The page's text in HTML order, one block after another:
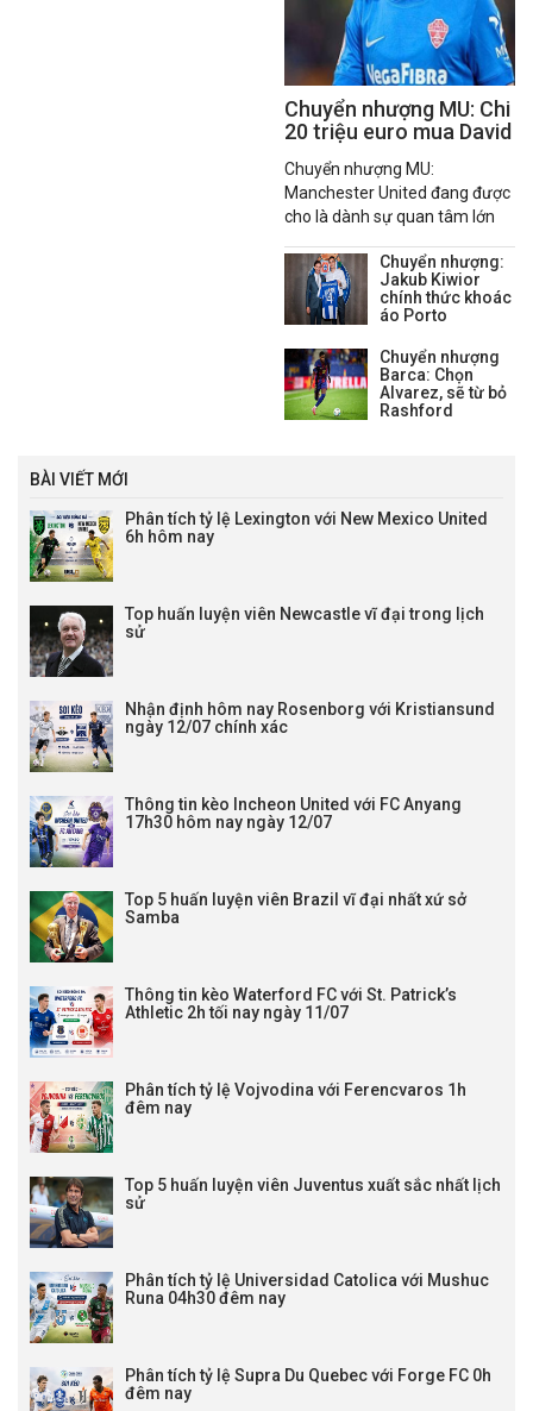
Chuyển nhượng MU: Chi
20 triệu euro mua David
Chuyển nhượng MU:
Manchester United đang được
cho là dành sự quan tâm lớn
Affengruber của Elche CF
trước kỳ chuyển nhượng mùa
hè.
Chuyển nhượng:
Jakub Kiwior
chính thức khoác
áo Porto
Chuyển nhượng
Barca: Chọn
Alvarez, sẽ từ bỏ
Rashford
BÀI VIẾT MỚI
Phân tích tỷ lệ Lexington với New Mexico United
6h hôm nay
Top huấn luyện viên Newcastle vĩ đại trong lịch
sử
Nhận định hôm nay Rosenborg với Kristiansund
ngày 12/07 chính xác
Thông tin kèo Incheon United với FC Anyang
17h30 hôm nay ngày 12/07
Top 5 huấn luyện viên Brazil vĩ đại nhất xứ sở
Samba
Thông tin kèo Waterford FC với St. Patrick’s
Athletic 2h tối nay ngày 11/07
Phân tích tỷ lệ Vojvodina với Ferencvaros 1h
đêm nay
Top 5 huấn luyện viên Juventus xuất sắc nhất lịch
sử
Phân tích tỷ lệ Universidad Catolica với Mushuc
Runa 04h30 đêm nay
Phân tích tỷ lệ Supra Du Quebec với Forge FC 0h
đêm nay